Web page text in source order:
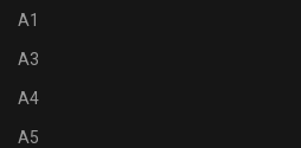
A1
A3
A4
A5